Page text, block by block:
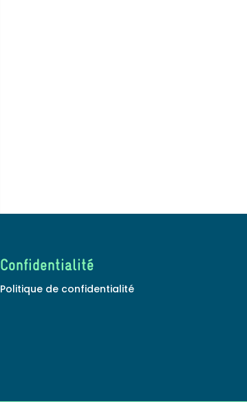
Confidentialité
Politique de confidentialité